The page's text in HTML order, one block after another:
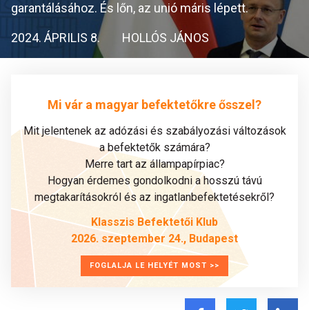
garantálásához. És lőn, az unió máris lépett.
2024. ÁPRILIS 8. HOLLÓS JÁNOS
Mi vár a magyar befektetőkre ősszel?
Mit jelentenek az adózási és szabályozási változások
a befektetők számára?
Merre tart az állampapírpiac?
Hogyan érdemes gondolkodni a hosszú távú
megtakarításokról és az ingatlanbefektetésekről?
Klasszis Befektetői Klub
2026. szeptember 24., Budapest
FOGLALJA LE HELYÉT MOST >>